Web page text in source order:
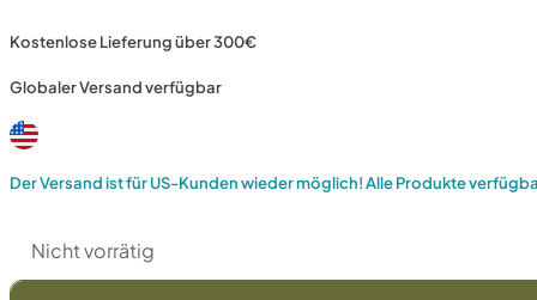
Kostenlose Lieferung über 300€
Globaler Versand verfügbar
Der Versand ist für US-Kunden wieder möglich! Alle Produkte
Nicht vorrätig